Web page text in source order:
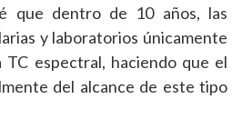
que dentro de 10 años, las
y laboratorios únicamente
TC espectral, haciendo que el
del alcance de este tipo